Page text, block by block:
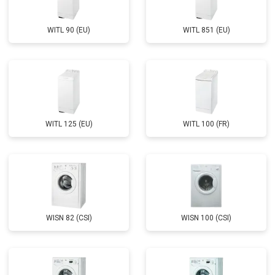
WITL 90 (EU) WITL 851 (EU)
WITL 125 (EU) WITL 100 (FR)
WISN 82 (CSI) WISN 100 (CSI)